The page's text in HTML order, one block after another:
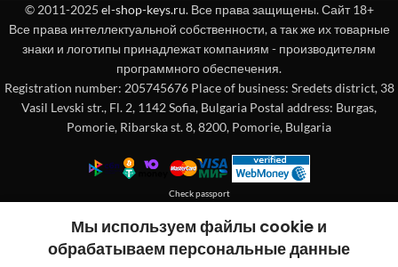
© 2011-2025 el-shop-keys.ru. Все права защищены. Сайт 18+
Все права интеллектуальной собственности, а так же их товарные
знаки и логотипы принадлежат компаниям - производителям
программного обеспечения.
Registration number: 205745676 Place of business: Sredets district, 38
Vasil Levski str., Fl. 2, 1142 Sofia, Bulgaria Postal address: Burgas,
Pomorie, Ribarska st. 8, 8200, Pomorie, Bulgaria
Check passport
Мы используем файлы cookie и
обрабатываем персональные данные
Покупка без регистрации
"обозначает обязательные поля